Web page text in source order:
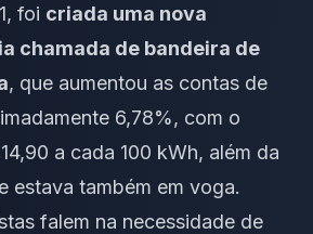
foi criada uma nova
chamada de bandeira de
, que aumentou as contas de
6,78%, com o
a cada 100 kWh, além da
estava também em voga.
falem na necessidade de